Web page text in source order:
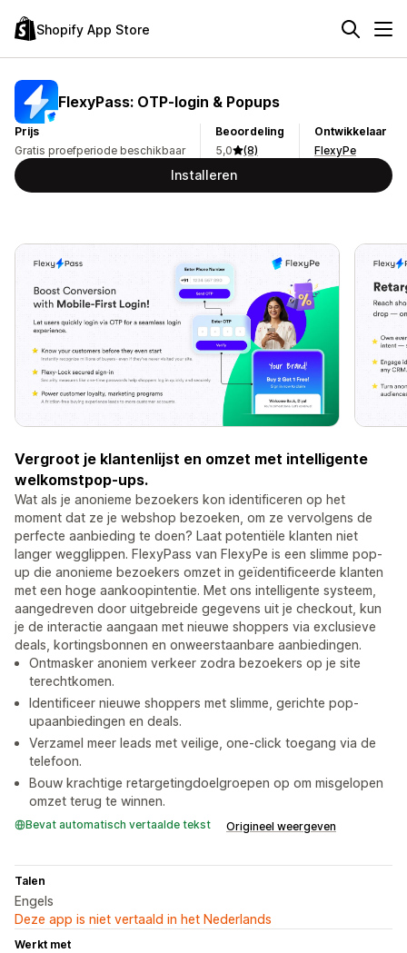
Shopify App Store
FlexyPass: OTP‑login & Popups
Prijs
Gratis proefperiode beschikbaar
Beoordeling
5,0
(8)
Ontwikkelaar
FlexyPe
Installeren
Vergroot je klantenlijst en omzet met intelligente
welkomstpop-ups.
Wat als je anonieme bezoekers kon identificeren op het
moment dat ze je webshop bezoeken, om ze vervolgens de
perfecte aanbieding te doen? Laat potentiële klanten niet
langer wegglippen. FlexyPass van FlexyPe is een slimme pop-
up die anonieme bezoekers omzet in geïdentificeerde klanten
met een hoge aankoopintentie. Met ons intelligente systeem,
aangedreven door uitgebreide gegevens uit je checkout, kun
je de interactie aangaan met nieuwe shoppers via exclusieve
deals, kortingsbonnen en onweerstaanbare aanbiedingen.
Ontmasker anoniem verkeer zodra bezoekers op je site
terechtkomen.
Identificeer nieuwe shoppers met slimme, gerichte pop-
upaanbiedingen en deals.
Verzamel meer leads met veilige, one-click toegang via de
telefoon.
Bouw krachtige retargetingdoelgroepen op om misgelopen
omzet terug te winnen.
Bevat automatisch vertaalde tekst Origineel weergeven
Talen
Engels
Deze app is niet vertaald in het Nederlands
Werkt met